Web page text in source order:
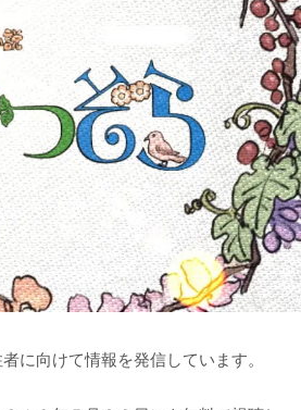
に向けて情報を発信しています。